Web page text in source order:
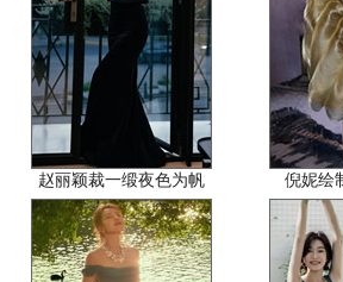
赵丽颖裁一缎夜色为帆 倪妮绘